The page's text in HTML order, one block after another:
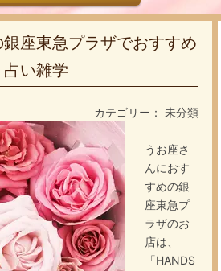
銀座東急プラザでおすすめ
い雑学
カテゴリー： 未分類
うお座さ
んにおす
すめの銀
座東急プ
ラザのお
店は、
「HANDS